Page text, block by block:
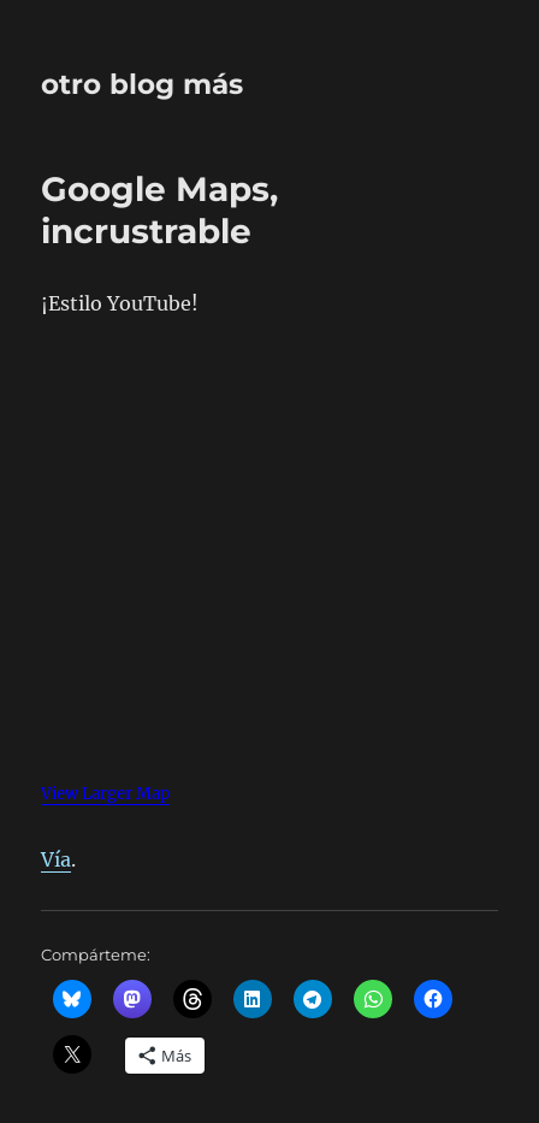
otro blog más
Google Maps,
incrustrable
¡Estilo YouTube!
View Larger Map
Vía.
Compárteme:
Más